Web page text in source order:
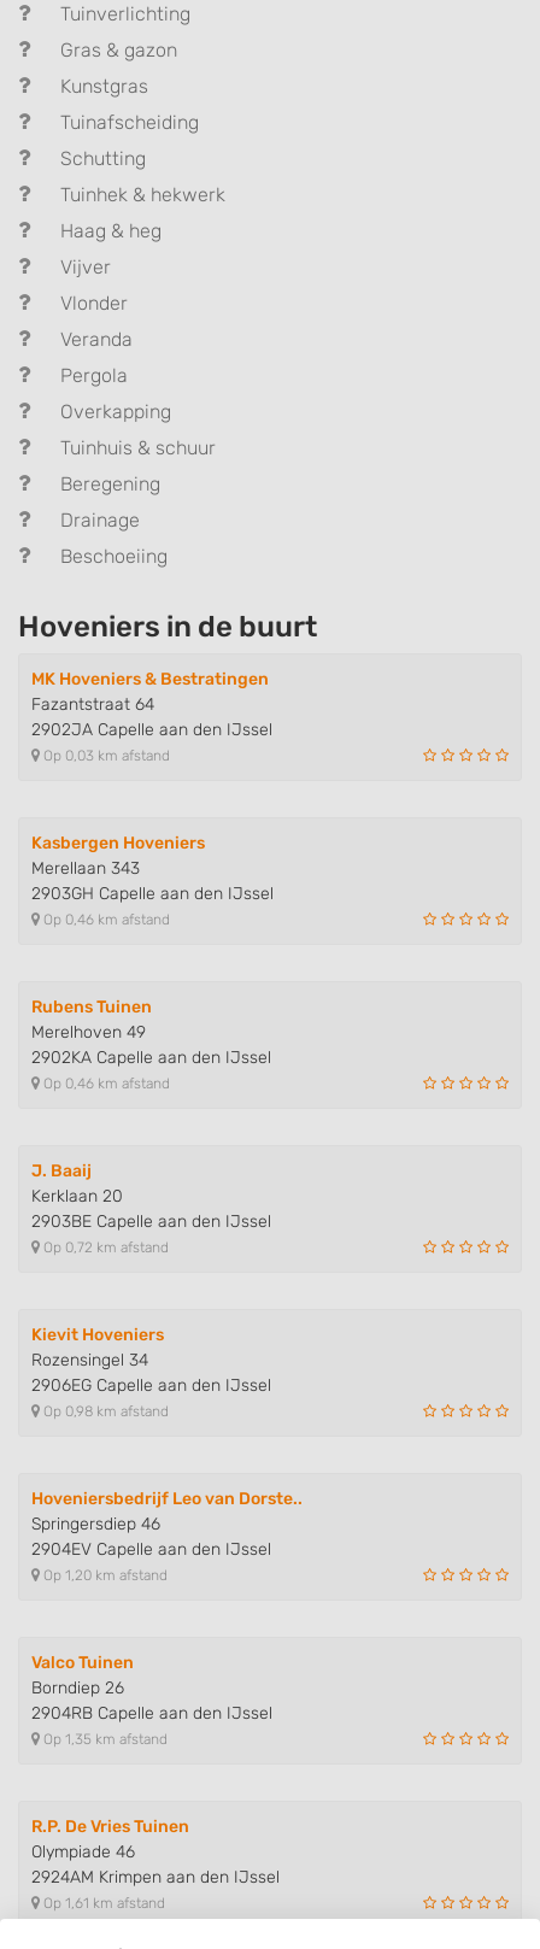
Tuinverlichting
Gras & gazon
Kunstgras
Tuinafscheiding
Schutting
Tuinhek & hekwerk
Haag & heg
Vijver
Vlonder
Veranda
Pergola
Overkapping
Tuinhuis & schuur
Beregening
Drainage
Beschoeiing
Hoveniers in de buurt
MK Hoveniers & Bestratingen
Fazantstraat 64
2902JA Capelle aan den IJssel
Op 0,03 km afstand
Kasbergen Hoveniers
Merellaan 343
2903GH Capelle aan den IJssel
Op 0,46 km afstand
Rubens Tuinen
Merelhoven 49
2902KA Capelle aan den IJssel
Op 0,46 km afstand
J. Baaij
Kerklaan 20
2903BE Capelle aan den IJssel
Op 0,72 km afstand
Kievit Hoveniers
Rozensingel 34
2906EG Capelle aan den IJssel
Op 0,98 km afstand
Hoveniersbedrijf Leo van Dorste..
Springersdiep 46
2904EV Capelle aan den IJssel
Op 1,20 km afstand
Valco Tuinen
Borndiep 26
2904RB Capelle aan den IJssel
Op 1,35 km afstand
R.P. De Vries Tuinen
Olympiade 46
2924AM Krimpen aan den IJssel
Op 1,61 km afstand